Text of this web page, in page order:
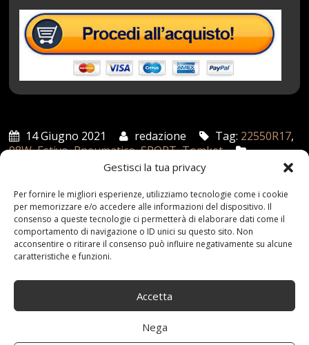
Gestisci la tua privacy
Per fornire le migliori esperienze, utilizziamo tecnologie come i cookie
per memorizzare e/o accedere alle informazioni del dispositivo. Il
consenso a queste tecnologie ci permetterà di elaborare dati come il
comportamento di navigazione o ID unici su questo sito. Non
acconsentire o ritirare il consenso può influire negativamente su alcune
caratteristiche e funzioni.
Accetta
Nega
14 Giugno 2021 redazione Tag: 22550R17,
98W,Estivo,Pneumatico,SPORT,Tomket
Articoli recenti
Assicurazione auto e sostituzione lunotto: le cose
Range Rover: un’icona tra i luxury SUV
25 Novembre,2024